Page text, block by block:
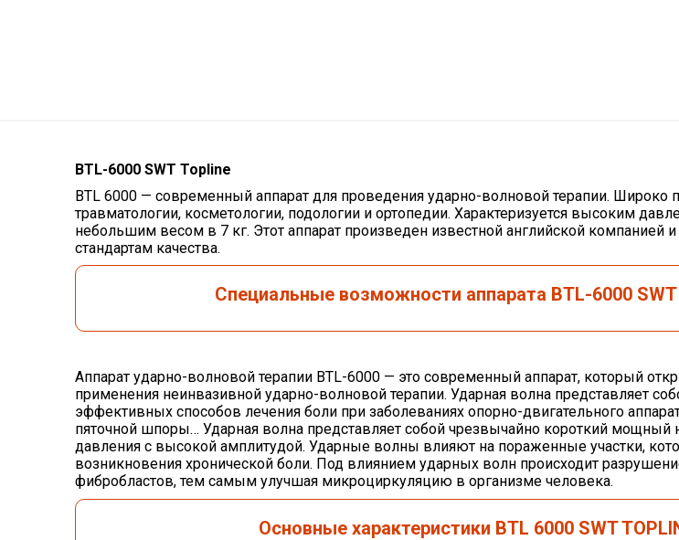
BTL-6000 SWT Topline
BTL 6000 — современный аппарат для проведения ударно-волновой терапии. Широко
травматологии, косметологии, подологии и ортопедии. Характеризуется высоким
небольшим весом в 7 кг. Этот аппарат произведен известной английской компанией
стандартам качества.
Специальные возможности аппарата BTL-6000 SWT
Аппарат ударно-волновой терапии BTL-6000 — это современный аппарат, который
применения неинвазивной ударно-волновой терапии. Ударная волна представляет
эффективных способов лечения боли при заболеваниях опорно-двигательного
пяточной шпоры… Ударная волна представляет собой чрезвычайно короткий мощный
давления с высокой амплитудой. Ударные волны влияют на пораженные участки,
возникновения хронической боли. Под влиянием ударных волн происходит
фибробластов, тем самым улучшая микроциркуляцию в организме человека.
Основные характеристики BTL 6000 SWT